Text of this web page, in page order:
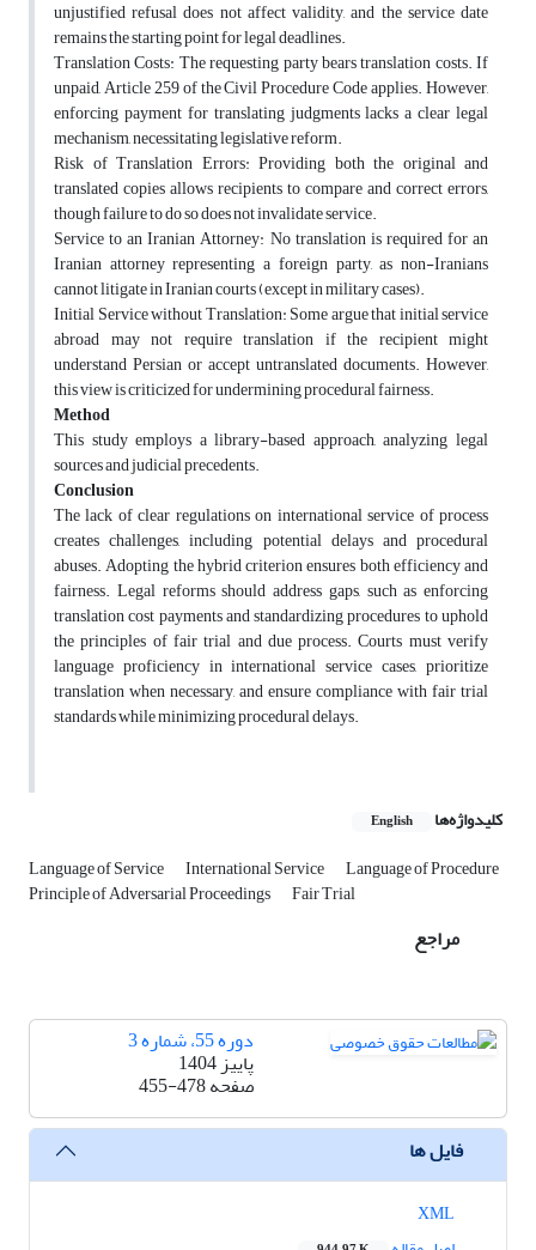
unjustified refusal does not affect validity, and the service date
remains the starting point for legal deadlines.
Translation Costs: The requesting party bears translation costs. If
unpaid, Article 259 of the Civil Procedure Code applies. However,
enforcing payment for translating judgments lacks a clear legal
mechanism, necessitating legislative reform.
Risk of Translation Errors: Providing both the original and
translated copies allows recipients to compare and correct errors,
though failure to do so does not invalidate service.
Service to an Iranian Attorney: No translation is required for an
Iranian attorney representing a foreign party, as non-Iranians
cannot litigate in Iranian courts (except in military cases).
Initial Service without Translation: Some argue that initial service
abroad may not require translation if the recipient might
understand Persian or accept untranslated documents. However,
this view is criticized for undermining procedural fairness.
Method
This study employs a library-based approach, analyzing legal
sources and judicial precedents.
Conclusion
The lack of clear regulations on international service of process
creates challenges, including potential delays and procedural
abuses. Adopting the hybrid criterion ensures both efficiency and
fairness. Legal reforms should address gaps, such as enforcing
translation cost payments and standardizing procedures to uphold
the principles of fair trial and due process. Courts must verify
language proficiency in international service cases, prioritize
translation when necessary, and ensure compliance with fair trial
standards while minimizing procedural delays.
کلیدواژه‌ها English
Language of Service International Service Language of Procedure
Principle of Adversarial Proceedings Fair Trial
مراجع
دوره 55، شماره 3
پاییز 1404
صفحه455-478
فایل ها